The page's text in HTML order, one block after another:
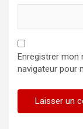
Enregistrer mon
navigateur pour